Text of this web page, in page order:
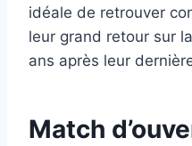
idéale de retrouver
leur grand retour sur
ans après leur
Match